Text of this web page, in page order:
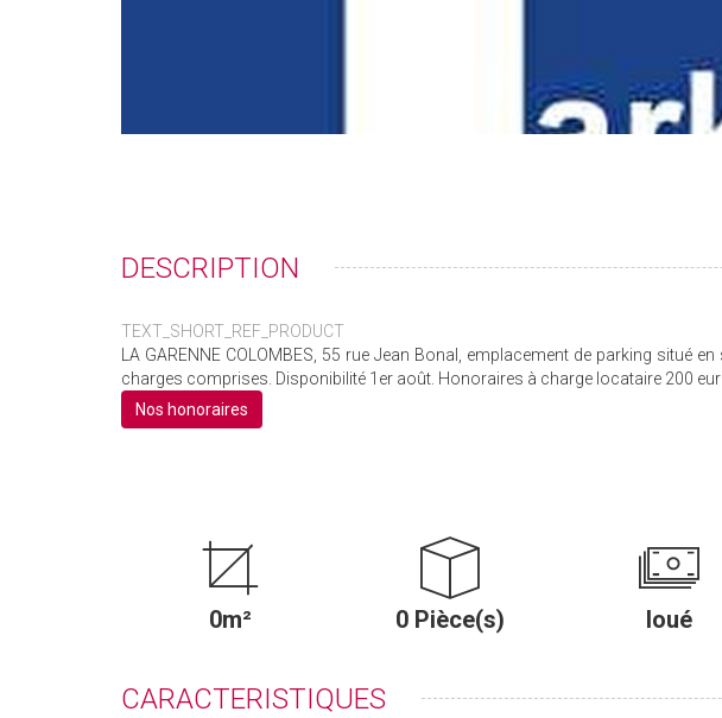
DESCRIPTION
TEXT_SHORT_REF_PRODUCT
LA GARENNE COLOMBES, 55 rue Jean Bonal, emplacement de parking situé
charges comprises. Disponibilité 1er août. Honoraires à charge locataire 200
Nos honoraires
0m² 0 Pièce(s) loué
CARACTERISTIQUES